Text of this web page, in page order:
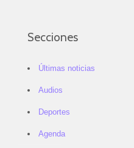
Secciones
Últimas noticias
Audios
Deportes
Agenda